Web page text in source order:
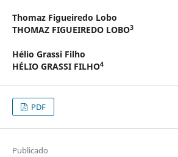
Thomaz Figueiredo Lobo
THOMAZ FIGUEIREDO LOBO3
Hélio Grassi Filho
HÉLIO GRASSI FILHO4
PDF
Publicado